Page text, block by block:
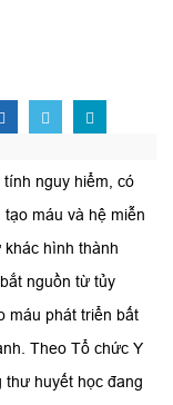
nguy hiểm, có
máu và hệ miễn
hình thành
nguồn từ tủy
máu phát triển bất
Theo Tổ chức Y
thư huyết học đang